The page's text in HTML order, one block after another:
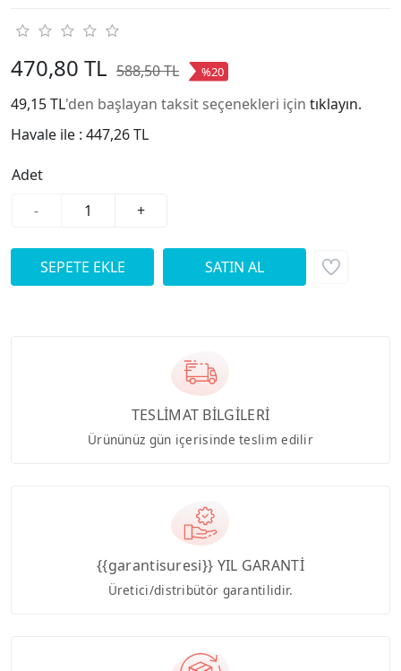
470,80 TL 588,50 TL %20
49,15 TL'den başlayan taksit seçenekleri için tıklayın.
Havale ile : 447,26 TL
Adet
-
+
TESLİMAT BİLGİLERİ
Ürününüz gün içerisinde teslim edilir
{{garantisuresi}} YIL GARANTİ
Üretici/distribütör garantilidir.